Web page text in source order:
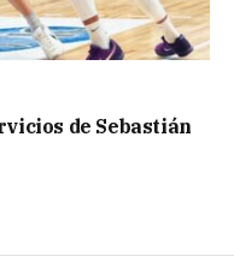
de Sebastián